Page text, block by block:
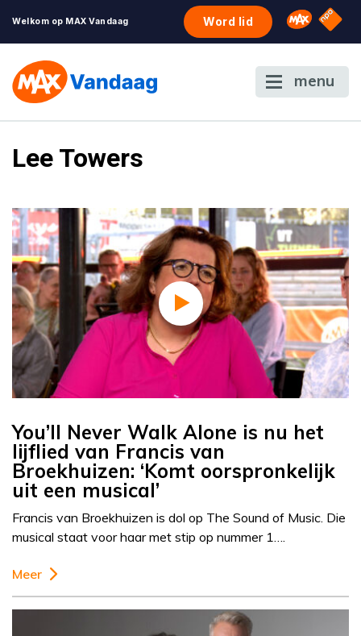
Welkom op MAX Vandaag Word lid Omroep
NPO
menu
Lee Towers
You’ll Never Walk Alone is nu het
lijflied van Francis van
Broekhuizen: ‘Komt oorspronkelijk
uit een musical’
Francis van Broekhuizen is dol op The Sound of Music. Die
musical staat voor haar met stip op nummer 1….
Meer